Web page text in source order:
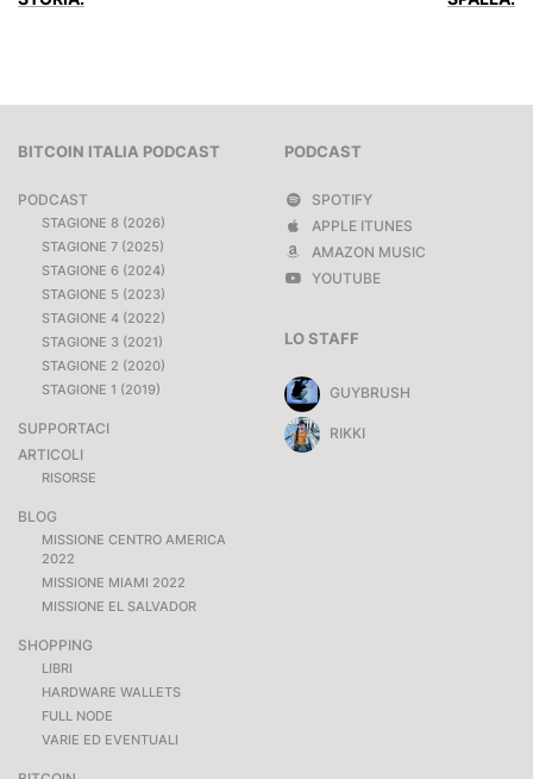
BITCOIN ITALIA PODCAST
PODCAST
STAGIONE 8 (2026)
STAGIONE 7 (2025)
STAGIONE 6 (2024)
STAGIONE 5 (2023)
STAGIONE 4 (2022)
STAGIONE 3 (2021)
STAGIONE 2 (2020)
STAGIONE 1 (2019)
SUPPORTACI
ARTICOLI
RISORSE
BLOG
MISSIONE CENTRO AMERICA
2022
MISSIONE MIAMI 2022
MISSIONE EL SALVADOR
SHOPPING
LIBRI
HARDWARE WALLETS
FULL NODE
VARIE ED EVENTUALI
PODCAST
SPOTIFY
APPLE ITUNES
AMAZON MUSIC
YOUTUBE
LO STAFF
GUYBRUSH
RIKKI